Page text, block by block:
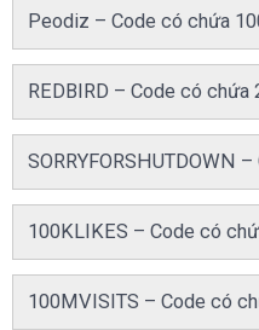
Peodiz – Code có chứa
REDBIRD – Code có chứa
SORRYFORSHUTDOWN
100KLIKES – Code có
100MVISITS – Code có